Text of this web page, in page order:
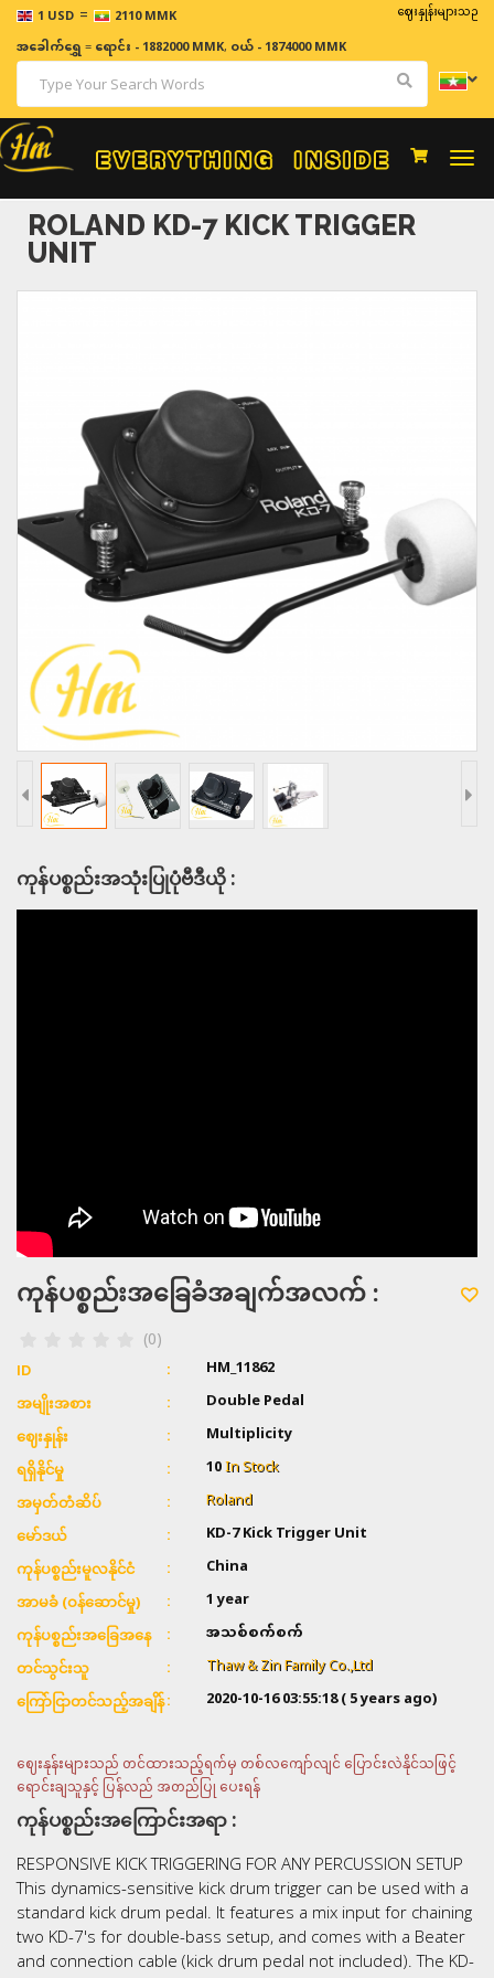
1 USD = 2110 MMK ဈေးနှုန်းများသည် အခ
အခေါက်ရွှေ=ရောင်း - 1882000 MMK, ဝယ် - 1874000 MMK
ROLAND KD-7 KICK TRIGGER
UNIT
ကုန်ပစ္စည်းအသုံးပြုပုံဗီဒီယို :
ကုန်ပစ္စည်းအခြေခံအချက်အလက် :
(0)
ID HM_11862
အမျိုးအစား Double Pedal
ဈေးနှုန်း Multiplicity
ရရှိနိုင်မှု 10In Stock
အမှတ်တံဆိပ် Roland
မော်ဒယ် KD-7 Kick Trigger Unit
ကုန်ပစ္စည်းမူလနိုင်ငံ China
အာမခံ (ဝန်ဆောင်မှု) 1 year
ကုန်ပစ္စည်းအခြေအနေ အသစ်စက်စက်
တင်သွင်းသူ Thaw & Zin Family Co.,Ltd
ကြော်ငြာတင်သည့်အချိန် 2020-10-16 03:55:18( 5 years ago)
ဈေးနုန်းများသည် တင်ထားသည့်ရက်မှ တစ်လကျော်လျင် ပြောင်းလဲနိုင်သဖြင့်
ရောင်းချသူနှင့် ပြန်လည် အတည်ပြု ပေးရန်
ကုန်ပစ္စည်းအကြောင်းအရာ :
RESPONSIVE KICK TRIGGERING FOR ANY PERCUSSION SETUP
This dynamics-sensitive kick drum trigger can be used with a
standard kick drum pedal. It features a mix input for chaining
two KD-7's for double-bass setup, and comes with a Beater
and connection cable (kick drum pedal not included). The KD-